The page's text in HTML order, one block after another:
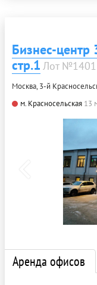
Бизнес-центр
стр.1 Лот
Москва, 3-й
м. Красносельская 13
Аренда офисов